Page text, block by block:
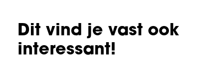
Dit vind je vast ook
interessant!